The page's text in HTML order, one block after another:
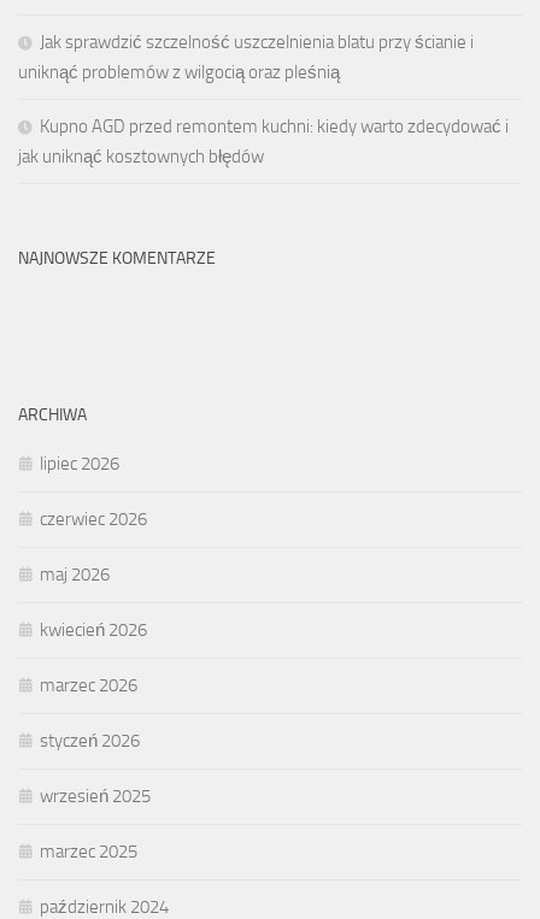
Jak sprawdzić szczelność uszczelnienia blatu przy ścianie i
uniknąć problemów z wilgocią oraz pleśnią
Kupno AGD przed remontem kuchni: kiedy warto zdecydować i
jak uniknąć kosztownych błędów
NAJNOWSZE KOMENTARZE
ARCHIWA
lipiec 2026
czerwiec 2026
maj 2026
kwiecień 2026
marzec 2026
styczeń 2026
wrzesień 2025
marzec 2025
październik 2024